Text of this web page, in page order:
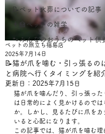
📝ペット火葬についての記事
👨‍🏫ペットの雑学
🐾みんなのおうちのペット供
📝猫が爪を噛む・引っ張るの
と病院へ行くタイミングを紹
ペットの旅立ち福島店
2025年7月14日
更新日： 2025年7月15日
猫が爪を噛んだり、引っ張った
は日常的によく見かけるのでは
か。しかし、見るたびに爪を
いると心配になります。
この記事では、猫が爪を噛む理